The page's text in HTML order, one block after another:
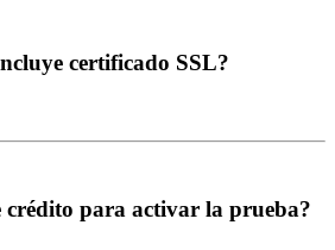
certificado SSL?
crédito para activar la prueba?